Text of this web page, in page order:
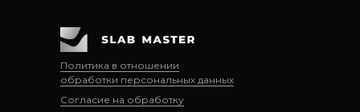
Согласие на обработку
Политика в отношении
обработки персональных данных